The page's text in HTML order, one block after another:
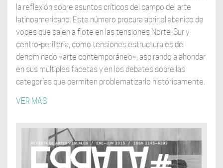
la reflexión sobre asuntos críticos del campo del arte
latinoamericano. Este número procura abrir el abanico de
voces que salen a flote en las tensiones Norte-Sur y
centro-periferia, como tensiones estructurales del
denominado «arte contemporáneo», aspirando a ahondar
en sus múltiples facetas y en los debates sobre las
categorías que permiten problematizarlo históricamente.
VER MÁS